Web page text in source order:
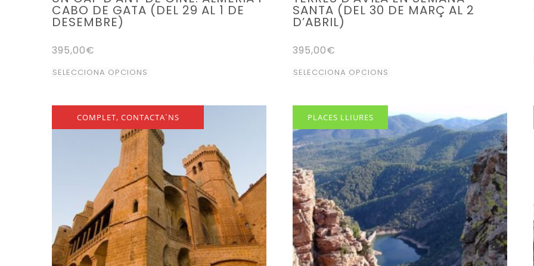
CABO DE GATA (DEL 29 AL 1 DE
DESEMBRE)
395,00€
SELECCIONA OPCIONS
diverses
variants.
Les
opcions
es
poden
triar
a
pàgina
SANTA (DEL 30 DE MARÇ AL 2
D’ABRIL)
395,00€
SELECCIONA OPCIONS
diverses
variants.
Les
opcions
es
poden
triar
a
la
pàgina
COMPLET, CONTACTA´NS PLACES LLIURES